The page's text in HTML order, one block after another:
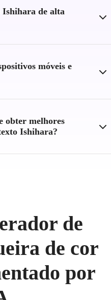
Ishihara de alta
móveis e
obter melhores
Ishihara?
de
de cor
por